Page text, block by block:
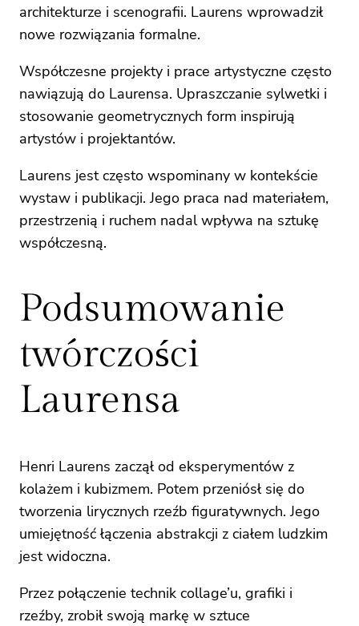
architekturze i scenografii. Laurens wprowadził
nowe rozwiązania formalne.
Współczesne projekty i prace artystyczne często
nawiązują do Laurensa. Upraszczanie sylwetki i
stosowanie geometrycznych form inspirują
artystów i projektantów.
Laurens jest często wspominany w kontekście
wystaw i publikacji. Jego praca nad materiałem,
przestrzenią i ruchem nadal wpływa na sztukę
współczesną.
Podsumowanie
twórczości
Laurensa
Henri Laurens zaczął od eksperymentów z
kolażem i kubizmem. Potem przeniósł się do
tworzenia lirycznych rzeźb figuratywnych. Jego
umiejętność łączenia abstrakcji z ciałem ludzkim
jest widoczna.
Przez połączenie technik collage’u, grafiki i
rzeźby, zrobił swoją markę w sztuce